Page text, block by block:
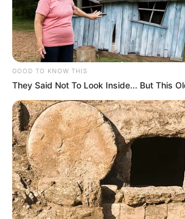
GOOD TO KNOW THIS
They Said Not To Look Inside... But This